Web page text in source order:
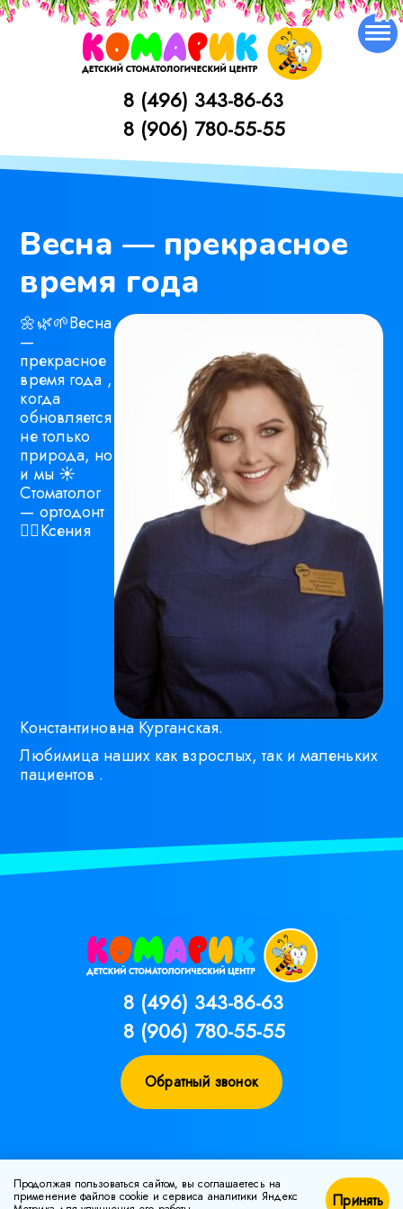
Skip
to
8 (496) 343-86-63
8 (906) 780-55-55
Весна — прекрасное
время года
🌼🌿🌱Весна
—
прекрасное
время года ,
когда
обновляется
не только
природа, но
и мы ☀
Стоматолог
— ортодонт
👩‍⚕Ксения
Константиновна Курганская.
Любимица наших как взрослых, так и маленьких
пациентов .
8 (496) 343-86-63
8 (906) 780-55-55
Обратный звонок
Работа с сайтом: Web-Ptica.Ru
Продолжая пользоваться сайтом, вы соглашаетесь на
применение файлов cookie и сервиса аналитики Яндекс Принять